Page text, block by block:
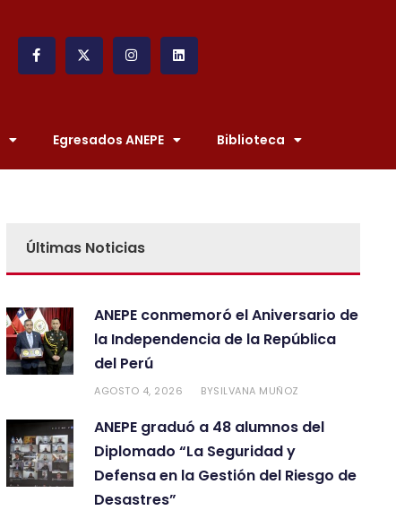
Egresados ANEPE Biblioteca
Últimas Noticias
ANEPE conmemoró el Aniversario de
la Independencia de la República
del Perú
AGOSTO 4, 2026 BYSILVANA MUÑOZ
ANEPE graduó a 48 alumnos del
Diplomado “La Seguridad y
Defensa en la Gestión del Riesgo de
Desastres”